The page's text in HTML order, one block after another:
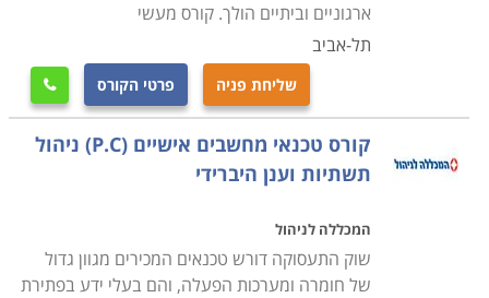
מעט קורסים בתחום שמוכרים ללימודים על חשבון הפיקדון
לחיילים משוחררים או שמוצעים במסגרת קורסים על חשבון
מחפשים עוד מידע
קרא בקטגורית קורס טכנאי מחשבים את פירוט הקורסים,
אליך בהקדם.
ארגוניים וביתיים הולך. קורס מעשי
תל-אביב
שליחת פניה פרטי הקורס 
קורס טכנאי מחשבים אישיים (P.C) ניהול
תשתיות וענן היברידי
המכללה לניהול
שוק התעסוקה דורש טכנאים המכירים מגוון גדול
של חומרה ומערכות הפעלה, והם בעלי ידע בפתירת